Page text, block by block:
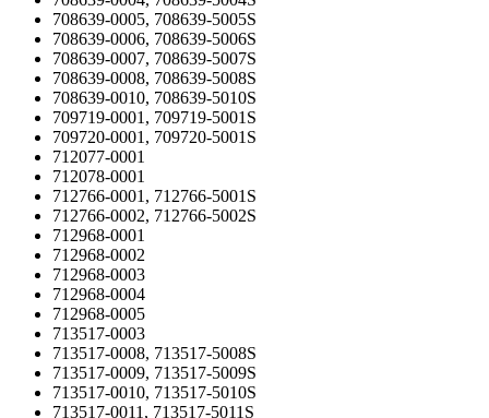
708639-0005, 708639-5005S
708639-0006, 708639-5006S
708639-0007, 708639-5007S
708639-0008, 708639-5008S
708639-0010, 708639-5010S
709719-0001, 709719-5001S
709720-0001, 709720-5001S
712077-0001
712078-0001
712766-0001, 712766-5001S
712766-0002, 712766-5002S
712968-0001
712968-0002
712968-0003
712968-0004
712968-0005
713517-0003
713517-0008, 713517-5008S
713517-0009, 713517-5009S
713517-0010, 713517-5010S
713517-0011, 713517-5011S